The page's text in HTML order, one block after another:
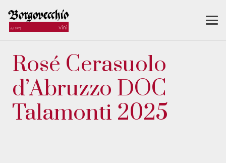
Rosé Cerasuolo
d’Abruzzo DOC
Talamonti 2025